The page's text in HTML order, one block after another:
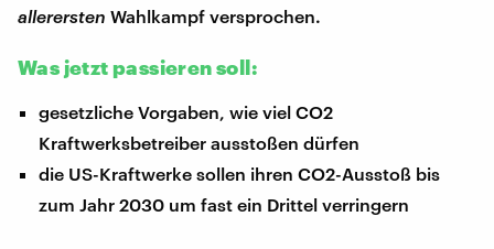
allerersten Wahlkampf versprochen.
Was jetzt passieren soll:
gesetzliche Vorgaben, wie viel CO2
Kraftwerksbetreiber ausstoßen dürfen
die US-Kraftwerke sollen ihren CO2-Ausstoß bis
zum Jahr 2030 um fast ein Drittel verringern